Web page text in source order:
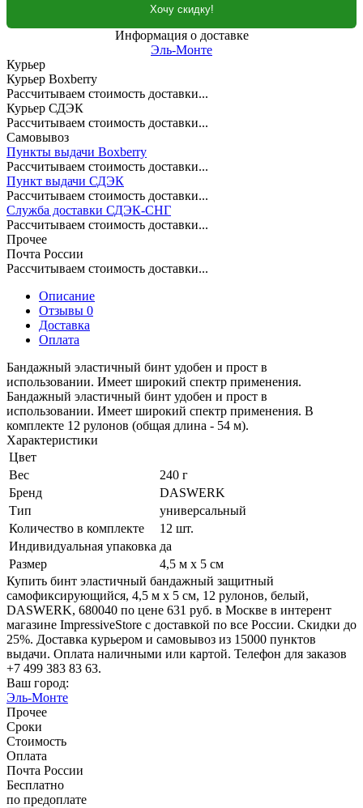
Хочу скидку!
Информация о доставке
Эль-Монте
Курьер
Курьер Boxberry
Рассчитываем стоимость доставки...
Курьер СДЭК
Рассчитываем стоимость доставки...
Самовывоз
Пункты выдачи Boxberry
Рассчитываем стоимость доставки...
Пункт выдачи СДЭК
Рассчитываем стоимость доставки...
Служба доставки СДЭК-СНГ
Рассчитываем стоимость доставки...
Прочее
Почта России
Рассчитываем стоимость доставки...
Описание
Отзывы 0
Доставка
Оплата
Бандажный эластичный бинт удобен и прост в
использовании. Имеет широкий спектр применения.
Бандажный эластичный бинт удобен и прост в
использовании. Имеет широкий спектр применения. В
комплекте 12 рулонов (общая длина - 54 м).
Характеристики
Цвет
Вес
240 г
Бренд
DASWERK
Тип
универсальный
Количество в комплекте
12 шт.
Индивидуальная упаковка да
Размер
4,5 м х 5 см
Купить бинт эластичный бандажный защитный
самофиксирующийся, 4,5 м х 5 см, 12 рулонов, белый,
DASWERK, 680040 по цене 631 руб. в Москве в интерент
магазине ImpressiveStore с доставкой по все России. Скидки до
25%. Доставка курьером и самовывоз из 15000 пунктов
выдачи. Оплата наличными или картой. Телефон для заказов
+7 499 383 83 63.
Ваш город:
Эль-Монте
Прочее
Сроки
Стоимость
Оплата
Почта России
Бесплатно
по предоплате